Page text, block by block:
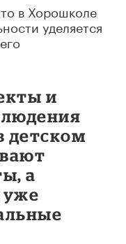
в Хорошколе
уделяется
и
детском
а
уже